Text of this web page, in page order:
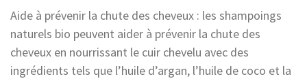
Aide à prévenir la chute des cheveux : les shampoings
naturels bio peuvent aider à prévenir la chute des
cheveux en nourrissant le cuir chevelu avec des
ingrédients tels que l’huile d’argan, l’huile de coco et la